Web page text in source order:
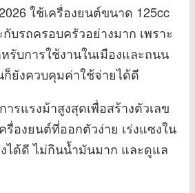
ใช้เครื่องยนต์ขนาด 125cc
บรถครอบครัวอย่างมาก เพราะ
รับการใช้งานในเมืองและถนน
ยังควบคุมค่าใช้จ่ายได้ดี
รแรงม้าสูงสุดเพื่อสร้างตัวเลข
รื่องยนต์ที่ออกตัวง่าย เร่งแซงใน
งได้ดี ไม่กินน้ำมันมาก และดูแล